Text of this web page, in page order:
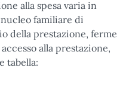
alla spesa varia in
familiare di
della prestazione, ferme
alla prestazione,
tabella: